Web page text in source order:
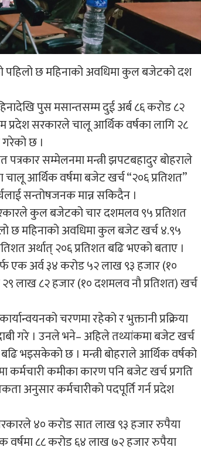
पहिलो छ महिनाको अवधिमा कुल बजेटको दश
पुस मसान्तसम्म दुई अर्ब ८६ करोड ८२
सरकारले चालू आर्थिक वर्षका लागि २८
छ ।
पत्रकार सम्मेलनमा मन्त्री झपटबहादुर बोहराले
आर्थिक वर्षमा बजेट खर्च “२०६ प्रतिशत”
सन्तोषजनक मान्न सकिदैन ।
कुल बजेटको चार दशमलव ९५ प्रतिशत
छ महिनाको अवधिमा कुल बजेट खर्च ४.९५
अर्थात् २०६ प्रतिशत बढि भएको बताए ।
एक अर्व ३४ करोड ५२ लाख ९३ हजार (१०
लाख ८२ हजार (१० दशमलव नौ प्रतिशत) खर्च
चरणमा रहेको र भुक्तानी प्रक्रिया
गरे । उनले भने– अहिले तथ्यांकमा बजेट खर्च
भइसकेको छ । मन्त्री बोहराले आर्थिक वर्षको
कर्मचारी कमीका कारण पनि बजेट खर्च प्रगति
अनुसार कर्मचारीको पदपूर्ति गर्न प्रदेश
४० करोड सात लाख ९३ हजार रुपैया
८८ करोड ६४ लाख ७२ हजार रुपैया